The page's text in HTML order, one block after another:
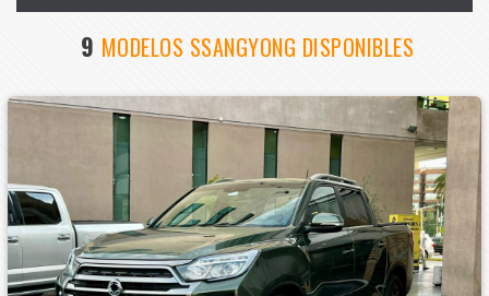
9 MODELOS SSANGYONG DISPONIBLES